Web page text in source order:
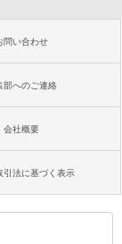
問い合わせ
部へのご連絡
会社概要
引法に基づく表示